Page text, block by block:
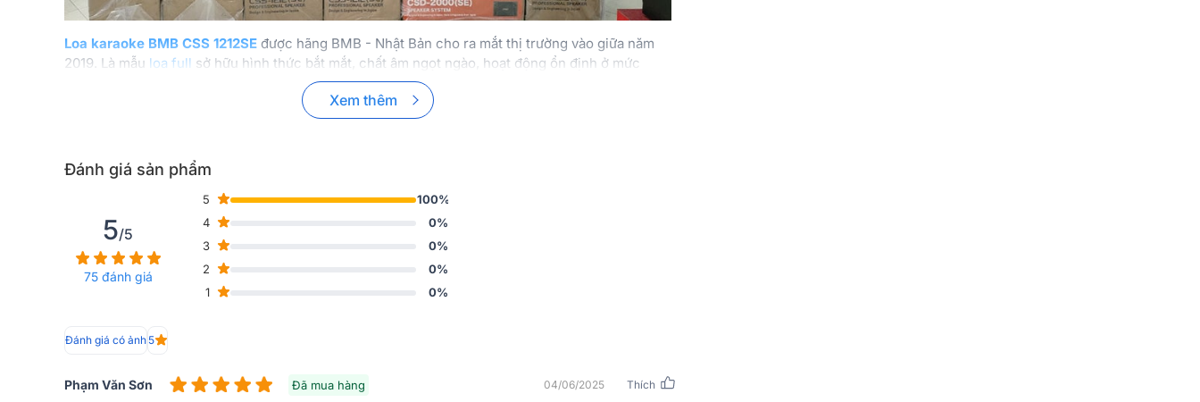
Loa karaoke BMB CSS 1212SE được hãng BMB - Nhật Bản cho ra mắt thị trường vào giữa năm
2019. Là mẫu loa full sở hữu hình thức bắt mắt, chất âm ngọt ngào, hoạt động ổn định ở mức
công suất lớn, tính ứng dụng cao,… BMB CSS 1212SE là sự lựa chọn tối ưu dành cho các
Xem thêm
Đánh giá sản phẩm
5/5
75 đánh giá
5
100%
4
0%
3
0%
2
0%
1
0%
Đánh giá có ảnh 5
Phạm Văn Sơn Đã mua hàng 04/06/2025 Thích